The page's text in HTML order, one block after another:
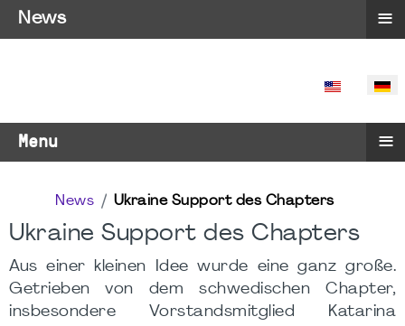
SPRACHE
Menu ≡
News Ukraine Support des Chapters
Ukraine Support des Chapters
Aus einer kleinen Idee wurde eine ganz große.
Getrieben von dem schwedischen Chapter,
insbesondere Vorstandsmitglied Katarina
News ≡